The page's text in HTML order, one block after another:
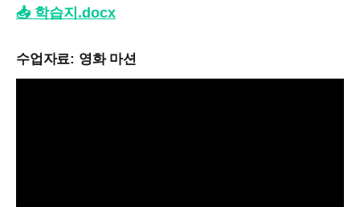
📥 학습지.docx
수업자료: 영화 마션